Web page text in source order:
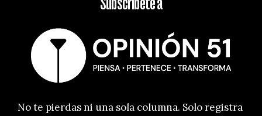
Subscríbete a
No te pierdas ni una sola columna. Solo registra